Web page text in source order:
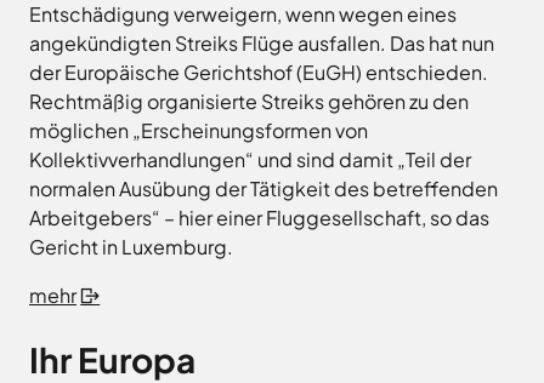
Entschädigung verweigern, wenn wegen eines
angekündigten Streiks Flüge ausfallen. Das hat nun
der Europäische Gerichtshof (EuGH) entschieden.
Rechtmäßig organisierte Streiks gehören zu den
möglichen „Erscheinungsformen von
Kollektivverhandlungen“ und sind damit „Teil der
normalen Ausübung der Tätigkeit des betreffenden
Arbeitgebers“ – hier einer Fluggesellschaft, so das
Gericht in Luxemburg.
mehr
Ihr Europa